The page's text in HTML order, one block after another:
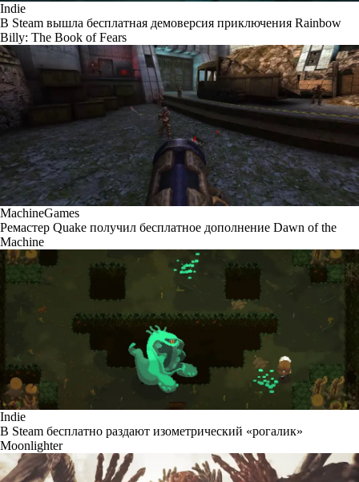
Indie
В Steam вышла бесплатная демоверсия приключения Rainbow
Billy: The Book of Fears
MachineGames
Ремастер Quake получил бесплатное дополнение Dawn of the
Machine
Indie
В Steam бесплатно раздают изометрический «рогалик»
Moonlighter